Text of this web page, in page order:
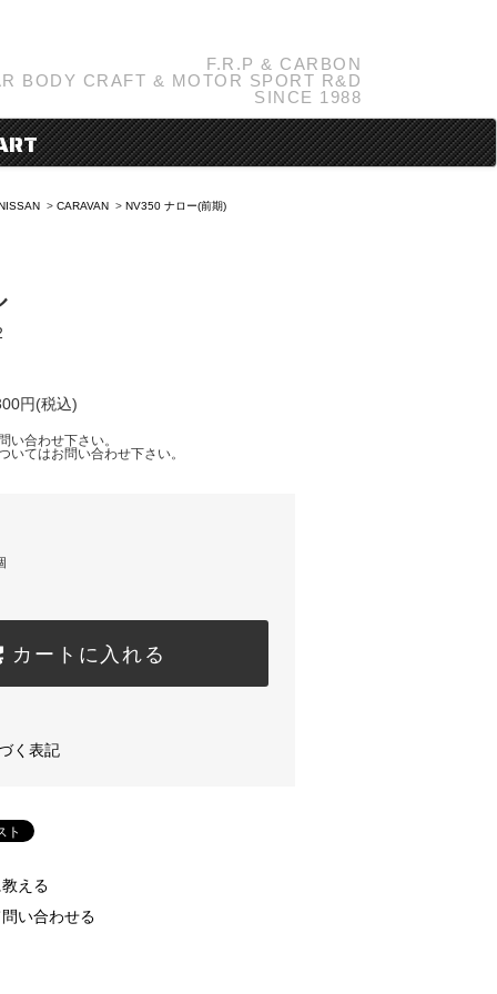
F.R.P & CARBON
BODY CRAFT & MOTOR SPORT R&D
SINCE 1988
> CARAVAN > NV350 ナロー(前期)
円(税込)
合わせ下さい。
てはお問い合わせ下さい。
カートに入れる
く表記
える
い合わせる